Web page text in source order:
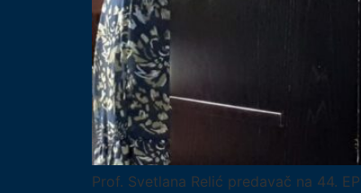
Prof. Svetlana Relić predavač na 44.